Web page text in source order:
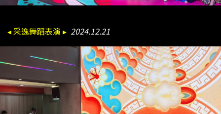
◂ 采逸舞蹈表演 ▸ 2024.12.21